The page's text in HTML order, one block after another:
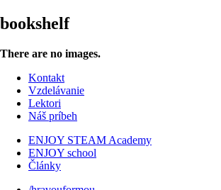
bookshelf
There are no images.
Kontakt
Vzdelávanie
Lektori
Náš príbeh
ENJOY STEAM Academy
ENJOY school
Články